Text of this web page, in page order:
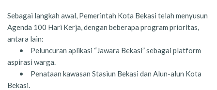
Sebagai langkah awal, Pemerintah Kota Bekasi telah menyusun
Agenda 100 Hari Kerja, dengan beberapa program prioritas,
antara lain:
•
Peluncuran aplikasi “Jawara Bekasi” sebagai platform
aspirasi warga.
•
Penataan kawasan Stasiun Bekasi dan Alun-alun Kota
Bekasi.